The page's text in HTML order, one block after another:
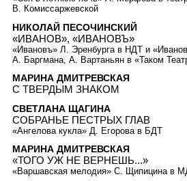
В. Комиссаржевской
НИКОЛАЙ ПЕСОЧИНСКИЙ
«ИВАНОВ», «ИВАНОВЪ»
«Ивановъ» Л. Эренбурга в НДТ и
А. Баргмана, А. Вартаньян в «Таком
МАРИНА ДМИТРЕВСКАЯ
С ТВЕРДЫМ ЗНАКОМ
СВЕТЛАНА ЩАГИНА
СОБРАНЬЕ ПЕСТРЫХ ГЛАВ
«Ангелова кукла» Д. Егорова в БДТ
МАРИНА ДМИТРЕВСКАЯ
«ТОГО УЖ НЕ ВЕРНЕШЬ...»
«Варшавская мелодия» С. Щипицина в